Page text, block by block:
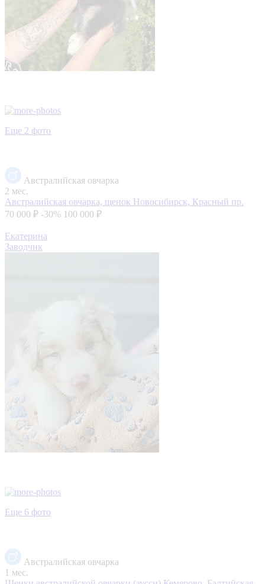
Еще 2 фото
Австралийская овчарка
2 мес.
Австралийская овчарка, щенок Новосибирск, Красный пр.
70 000 ₽ -30% 100 000 ₽
Екатерина
Заводчик
Еще 6 фото
Австралийская овчарка
1 мес.